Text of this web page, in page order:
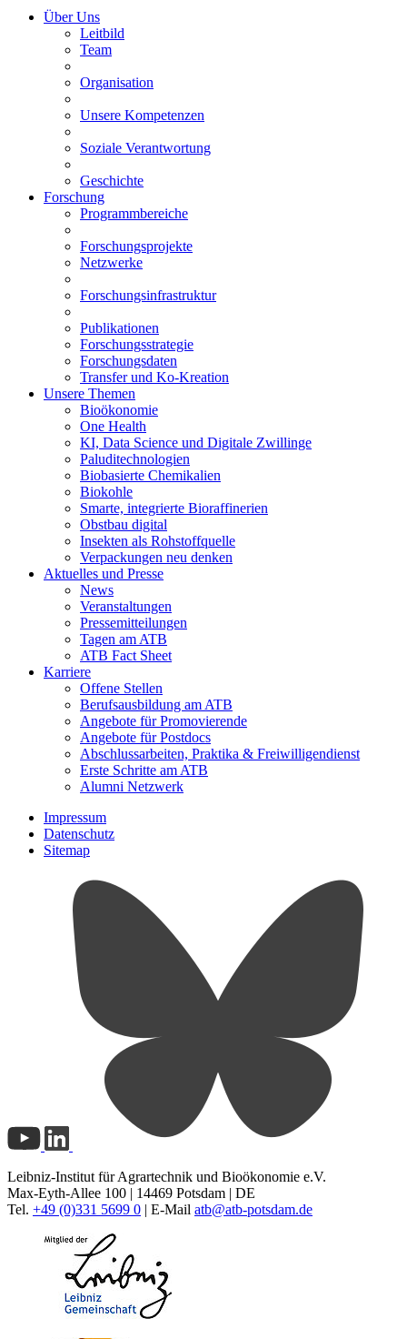
Über Uns
Leitbild
Team
Organisation
Unsere Kompetenzen
Soziale Verantwortung
Geschichte
Forschung
Programmbereiche
Forschungsprojekte
Netzwerke
Forschungsinfrastruktur
Publikationen
Forschungsstrategie
Forschungsdaten
Transfer und Ko-Kreation
Unsere Themen
Bioökonomie
One Health
KI, Data Science und Digitale Zwillinge
Paluditechnologien
Biobasierte Chemikalien
Biokohle
Smarte, integrierte Bioraffinerien
Obstbau digital
Insekten als Rohstoffquelle
Verpackungen neu denken
Aktuelles und Presse
News
Veranstaltungen
Pressemitteilungen
Tagen am ATB
ATB Fact Sheet
Karriere
Offene Stellen
Berufsausbildung am ATB
Angebote für Promovierende
Angebote für Postdocs
Abschlussarbeiten, Praktika & Freiwilligendienst
Erste Schritte am ATB
Alumni Netzwerk
Impressum
Datenschutz
Sitemap
Leibniz-Institut für Agrartechnik und Bioökonomie e.V.
Max-Eyth-Allee 100 | 14469 Potsdam | DE
Tel. +49 (0)331 5699 0 | E-Mail atb@atb-potsdam.de